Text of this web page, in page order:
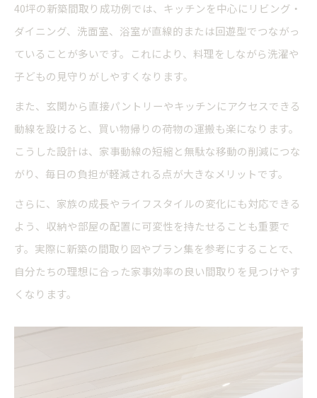
40坪の新築間取り成功例では、キッチンを中心にリビング・
ダイニング、洗面室、浴室が直線的または回遊型でつながっ
ていることが多いです。これにより、料理をしながら洗濯や
子どもの見守りがしやすくなります。
また、玄関から直接パントリーやキッチンにアクセスできる
動線を設けると、買い物帰りの荷物の運搬も楽になります。
こうした設計は、家事動線の短縮と無駄な移動の削減につな
がり、毎日の負担が軽減される点が大きなメリットです。
さらに、家族の成長やライフスタイルの変化にも対応できる
よう、収納や部屋の配置に可変性を持たせることも重要で
す。実際に新築の間取り図やプラン集を参考にすることで、
自分たちの理想に合った家事効率の良い間取りを見つけやす
くなります。